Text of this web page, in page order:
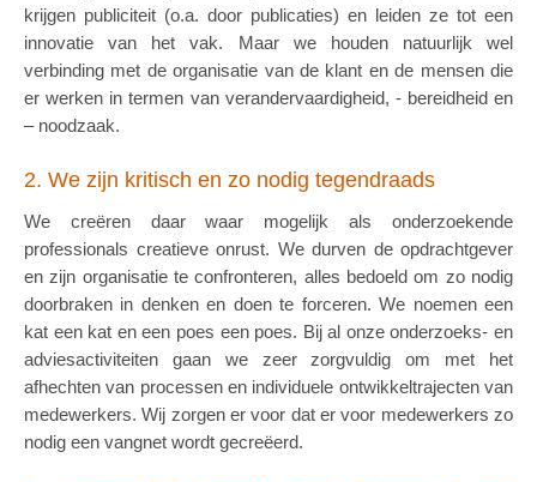
krijgen publiciteit (o.a. door publicaties) en leiden ze tot een
innovatie van het vak. Maar we houden natuurlijk wel
verbinding met de organisatie van de klant en de mensen die
er werken in termen van verandervaardigheid, - bereidheid en
– noodzaak.
2. We zijn kritisch en zo nodig tegendraads
We creëren daar waar mogelijk als onderzoekende
professionals creatieve onrust. We durven de opdrachtgever
en zijn organisatie te confronteren, alles bedoeld om zo nodig
doorbraken in denken en doen te forceren. We noemen een
kat een kat en een poes een poes. Bij al onze onderzoeks- en
adviesactiviteiten gaan we zeer zorgvuldig om met het
afhechten van processen en individuele ontwikkeltrajecten van
medewerkers. Wij zorgen er voor dat er voor medewerkers zo
nodig een vangnet wordt gecreëerd.